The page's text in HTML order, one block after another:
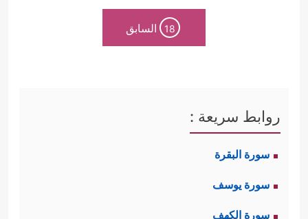
18 السابق
روابط سريعة :
سورة البقرة
سورة يوسف
سورة الكهف